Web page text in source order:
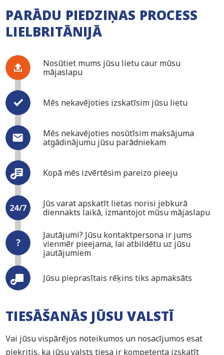
PARĀDU PIEDZIŅAS PROCESS
LIELBRITĀNIJĀ
Nosūtiet mums jūsu lietu caur mūsu
mājaslapu
Mēs nekavējoties izskatīsim jūsu lietu
Mēs nekavējoties nosūtīsim maksājuma
atgādinājumu jūsu parādniekam
Kopā mēs izvērtēsim pareizo pieeju
Jūs varat apskatīt lietas norisi jebkurā
diennakts laikā, izmantojot mūsu mājaslapu
Jautājumi? Jūsu kontaktpersona ir jums
vienmēr pieejama, lai atbildētu uz jūsu
jautājumiem
Jūsu pieprasītais rēķins tiks apmaksāts
TIESĀŠANĀS JŪSU VALSTĪ
Vai jūsu vispārējos noteikumos un nosacījumos esat
piekritis, ka jūsu valsts tiesa ir kompetenta izskatīt